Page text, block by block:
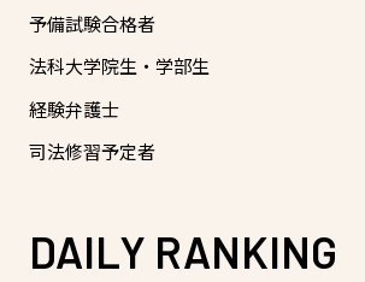
予備試験合格者
法科大学院生・学部生
経験弁護士
司法修習予定者
DAILY RANKING